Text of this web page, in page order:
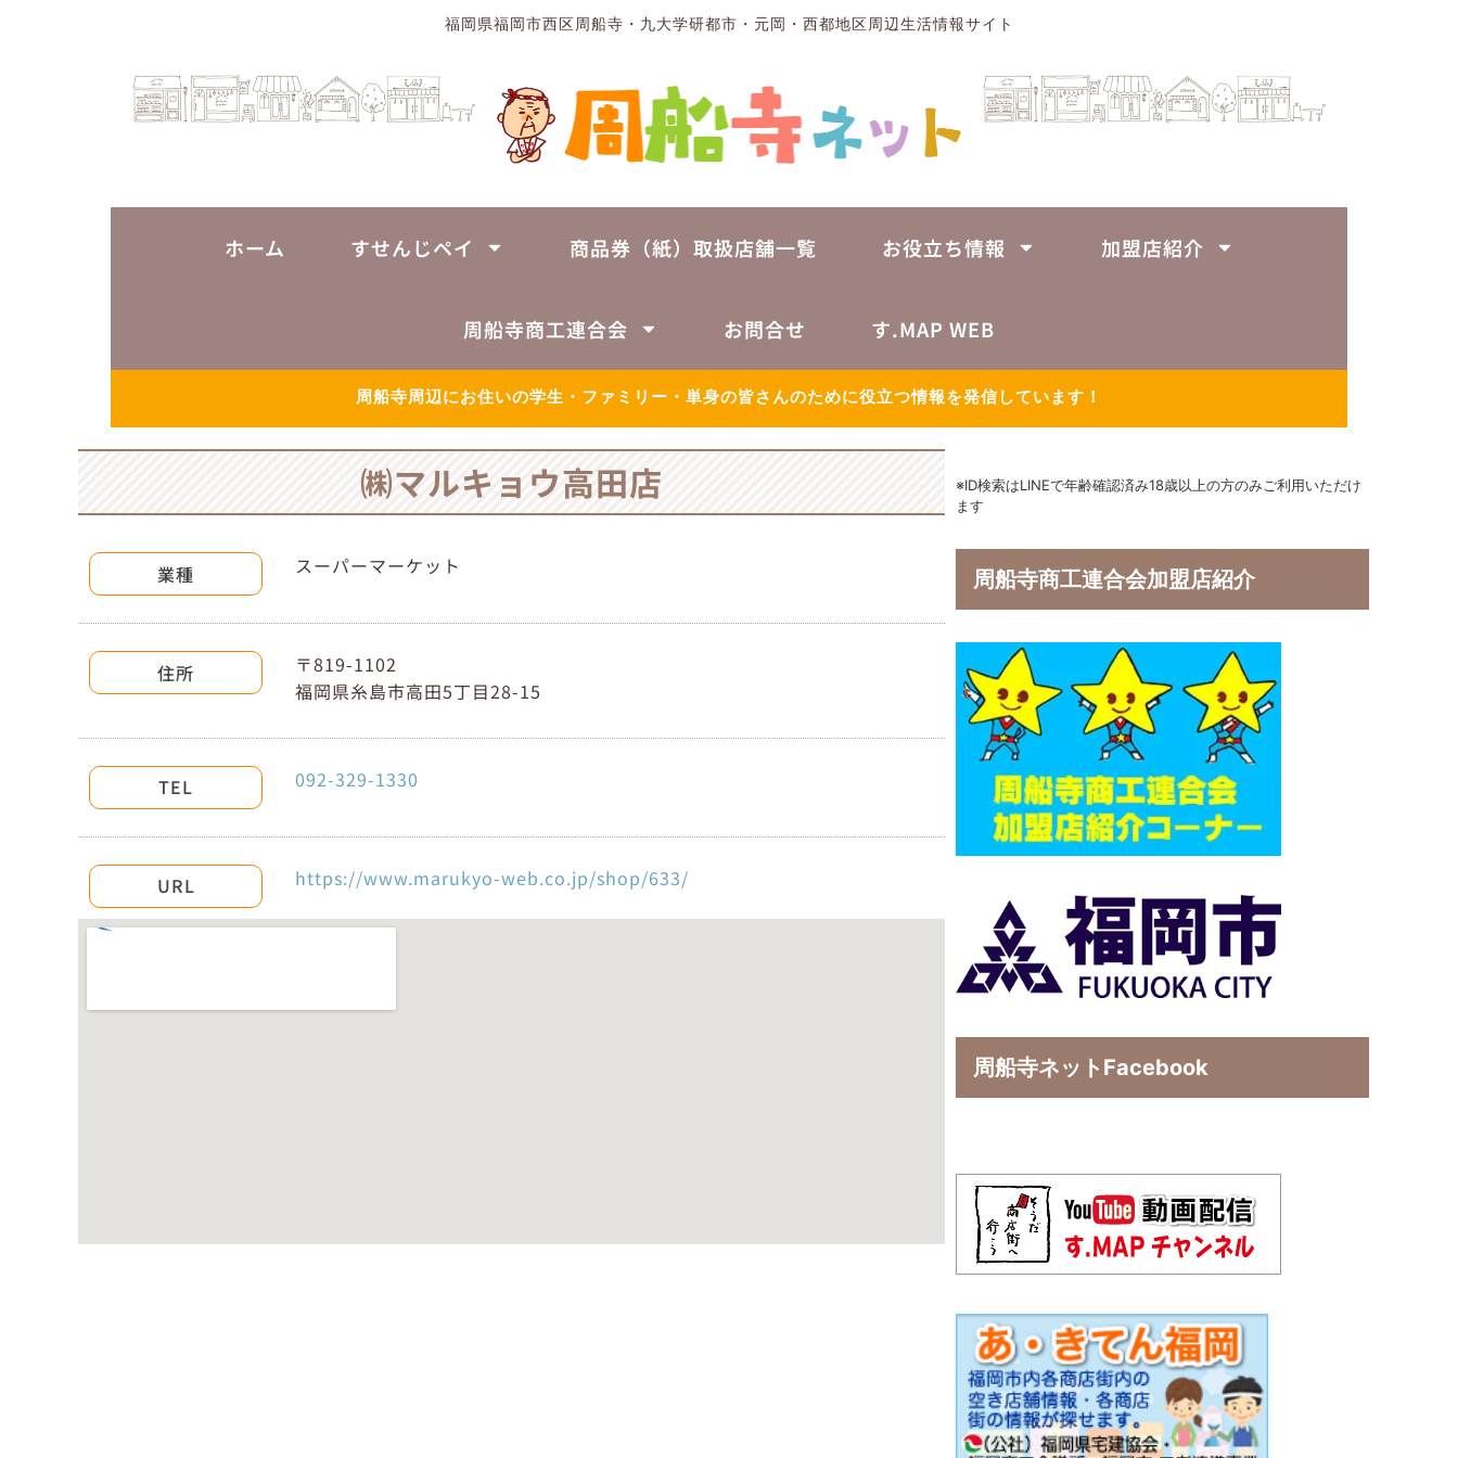
福岡県福岡市西区周船寺・九大学研都市・元岡・西都地区周辺生活情報サイト
ホーム すせんじペイ 商品券（紙）取扱店舗一覧 お役立ち情報 加盟店紹介
周船寺商工連合会 お問合せ す.MAP WEB
周船寺周辺にお住いの学生・ファミリー・単身の皆さんのために役立つ情報を発信しています！
㈱マルキョウ高田店
業種 スーパーマーケット
住所
〒819-1102
福岡県糸島市高田5丁目28-15
TEL 092-329-1330
URL https://www.marukyo-web.co.jp/shop/633/
※ID検索はLINEで年齢確認済み18歳以上の方のみご利用いただけ
ます
周船寺商工連合会加盟店紹介
周船寺ネットFacebook